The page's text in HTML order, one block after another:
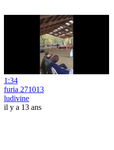
1:34
furia 271013
ludivine
il y a 13 ans